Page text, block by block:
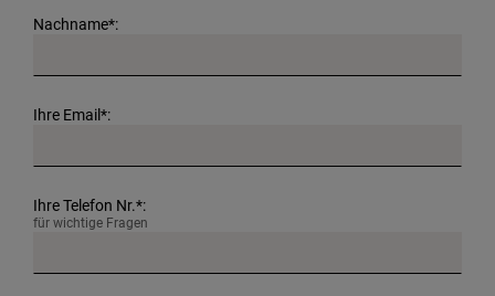
Nachname*:
Ihre Email*:
Ihre Telefon Nr.*:
für wichtige Fragen